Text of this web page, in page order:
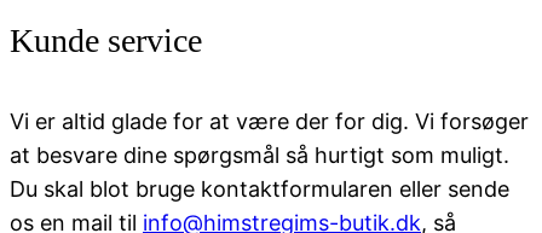
Kunde service
Vi er altid glade for at være der for dig. Vi forsøger
at besvare dine spørgsmål så hurtigt som muligt.
Du skal blot bruge kontaktformularen eller sende
os en mail til info@himstregims-butik.dk, så